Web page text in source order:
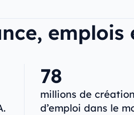
78
millions de
d’emploi dans le